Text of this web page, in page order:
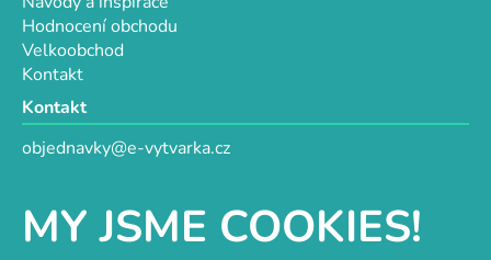
MY JSME COOKIES!
Hodnocení obchodu
Velkoobchod
Kontakt
Kontakt
objednavky@e-vytvarka.cz
Facebook